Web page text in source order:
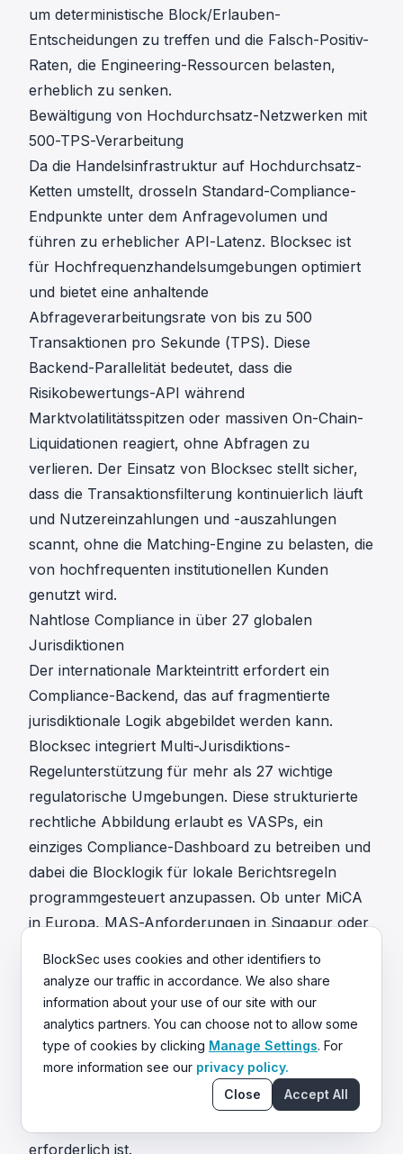
um deterministische Block/Erlauben-
Entscheidungen zu treffen und die Falsch-Positiv-
Raten, die Engineering-Ressourcen belasten,
erheblich zu senken.
Bewältigung von Hochdurchsatz-Netzwerken mit
500-TPS-Verarbeitung
Da die Handelsinfrastruktur auf Hochdurchsatz-
Ketten umstellt, drosseln Standard-Compliance-
Endpunkte unter dem Anfragevolumen und
führen zu erheblicher API-Latenz. Blocksec ist
für Hochfrequenzhandelsumgebungen optimiert
und bietet eine anhaltende
Abfrageverarbeitungsrate von bis zu 500
Transaktionen pro Sekunde (TPS). Diese
Backend-Parallelität bedeutet, dass die
Risikobewertungs-API während
Marktvolatilitätsspitzen oder massiven On-Chain-
Liquidationen reagiert, ohne Abfragen zu
verlieren. Der Einsatz von Blocksec stellt sicher,
dass die Transaktionsfilterung kontinuierlich läuft
und Nutzereinzahlungen und -auszahlungen
scannt, ohne die Matching-Engine zu belasten, die
von hochfrequenten institutionellen Kunden
genutzt wird.
Nahtlose Compliance in über 27 globalen
Jurisdiktionen
Der internationale Markteintritt erfordert ein
Compliance-Backend, das auf fragmentierte
jurisdiktionale Logik abgebildet werden kann.
Blocksec integriert Multi-Jurisdiktions-
Regelunterstützung für mehr als 27 wichtige
regulatorische Umgebungen. Diese strukturierte
rechtliche Abbildung erlaubt es VASPs, ein
einziges Compliance-Dashboard zu betreiben und
dabei die Blocklogik für lokale Berichtsregeln
programmgesteuert anzupassen. Ob unter MiCA
in Europa, MAS-Anforderungen in Singapur oder
es der Börse, Transaktionen basierend auf
spezifischen geografischen Beschränkungen
weiterzuleiten. Die Konsolidierung der
regulatorischen API über Blocksecs Architektur
stabilisiert die Compliance-Systeme des
Unternehmens und schafft die operative
erforderlich ist.
BlockSec uses cookies and other identifiers to
analyze our traffic in accordance. We also share
information about your use of our site with our
analytics partners. You can choose not to allow some
type of cookies by clicking Manage Settings. For
more information see our privacy policy.
Close
Accept All